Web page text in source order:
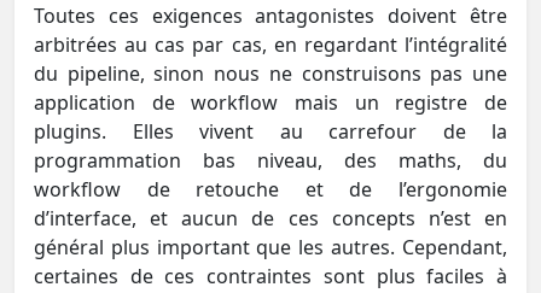
Toutes ces exigences antagonistes doivent être
arbitrées au cas par cas, en regardant l’intégralité
du pipeline, sinon nous ne construisons pas une
application de workflow mais un registre de
plugins. Elles vivent au carrefour de la
programmation bas niveau, des maths, du
workflow de retouche et de l’ergonomie
d’interface, et aucun de ces concepts n’est en
général plus important que les autres. Cependant,
certaines de ces contraintes sont plus faciles à